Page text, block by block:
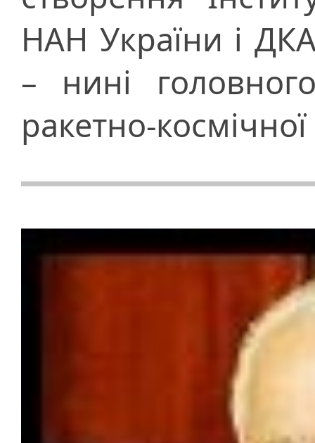
НАН України і
– нині головного
ракетно-